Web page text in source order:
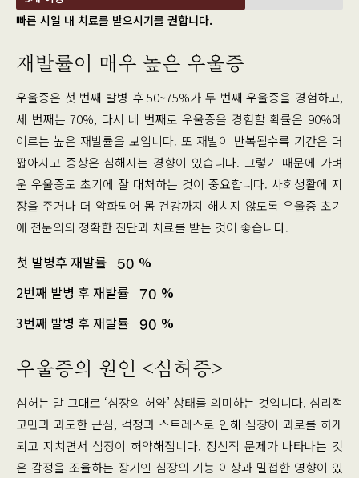
빠른 시일 내 치료를 받으시기를 권합니다.
재발률이 매우 높은 우울증
우울증은 첫 번째 발병 후 50~75%가 두 번째 우울증을 경험하고,
세 번째는 70%, 다시 네 번째로 우울증을 경험할 확률은 90%에
이르는 높은 재발률을 보입니다. 또 재발이 반복될수록 기간은 더
짧아지고 증상은 심해지는 경향이 있습니다. 그렇기 때문에 가벼
운 우울증도 초기에 잘 대처하는 것이 중요합니다. 사회생활에 지
장을 주거나 더 악화되어 몸 건강까지 해치지 않도록 우울증 초기
에 전문의의 정확한 진단과 치료를 받는 것이 좋습니다.
첫 발병후 재발률 50 %
2번째 발병 후 재발률 70 %
3번째 발병 후 재발률 90 %
우울증의 원인 <심허증>
심허는 말 그대로 ‘심장의 허약’ 상태를 의미하는 것입니다. 심리적
고민과 과도한 근심, 걱정과 스트레스로 인해 심장이 과로를 하게
되고 지치면서 심장이 허약해집니다. 정신적 문제가 나타나는 것
은 감정을 조율하는 장기인 심장의 기능 이상과 밀접한 영향이 있